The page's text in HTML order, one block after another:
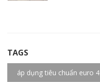
TAGS
áp dụng tiêu chuẩn euro 4